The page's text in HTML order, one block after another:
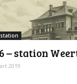
– station
2019